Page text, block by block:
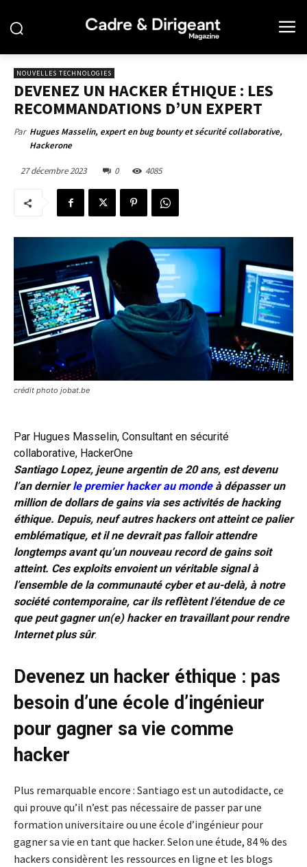
NOUVELLES TECHNOLOGIES
DEVENEZ UN HACKER ÉTHIQUE : LES
RECOMMANDATIONS D’UN EXPERT
Par Hugues Masselin, expert en bug bounty et sécurité collaborative,
Hackerone
27 décembre 2023 0 4085
crédit photo jobat.be
Par Hugues Masselin, Consultant en sécurité
collaborative, HackerOne
Santiago Lopez, jeune argentin de 20 ans, est devenu
l’an dernierle premier hacker au mondeà dépasser un
million de dollars de gains via ses activités de hacking
éthique. Depuis, neuf autres hackers ont atteint ce palier
emblématique, et il ne devrait pas falloir attendre
longtemps avant qu’un nouveau record de gains soit
atteint. Ces exploits envoient un véritable signal à
l’ensemble de la communauté cyber et au-delà, à notre
société contemporaine, car ils reflètent l’étendue de ce
que peut gagner un(e) hacker en travaillant pour rendre
Internet plus sûr.
Devenez un hacker éthique : pas
besoin d’une école d’ingénieur
pour gagner sa vie comme
hacker
Plus remarquable encore : Santiago est un autodidacte, ce
qui prouve qu’il n’est pas nécessaire de passer par une
formation universitaire ou une école d’ingénieur pour
gagner sa vie en tant que hacker. Selon une étude, 84 % des
hackers considèrent les ressources en ligne et les blogs